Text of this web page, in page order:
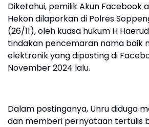
Diketahui, pemilik Akun Facebook
Hekon dilaporkan di Polres
(26/11), oleh kuasa hukum H
tindakan pencemaran nama baik
elektronik yang diposting di
November 2024 lalu.
Dalam postinganya, Unru diduga
dan memberi pernyataan tertulis